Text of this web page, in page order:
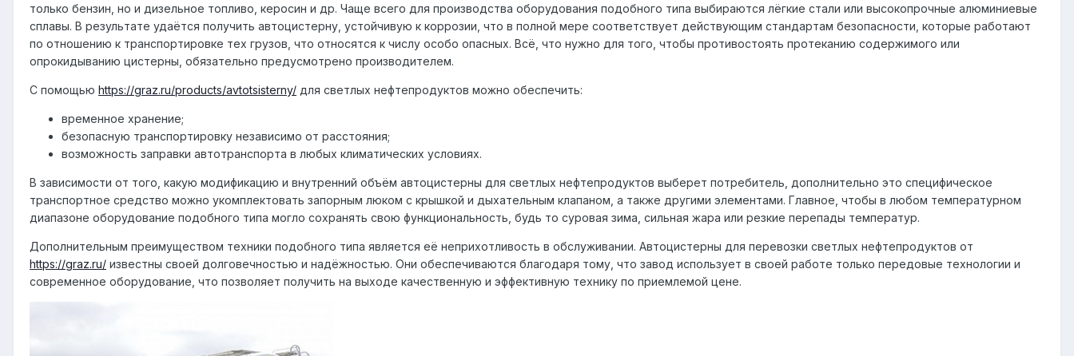
только бензин, но и дизельное топливо, керосин и др. Чаще всего для производства оборудования подобного типа выбираются лёгкие стали или высокопрочные алюминиевые
сплавы. В результате удаётся получить автоцистерну, устойчивую к коррозии, что в полной мере соответствует действующим стандартам безопасности, которые работают
по отношению к транспортировке тех грузов, что относятся к числу особо опасных. Всё, что нужно для того, чтобы противостоять протеканию содержимого или
опрокидыванию цистерны, обязательно предусмотрено производителем.
С помощью https://graz.ru/products/avtotsisterny/ для светлых нефтепродуктов можно обеспечить:
временное хранение;
безопасную транспортировку независимо от расстояния;
возможность заправки автотранспорта в любых климатических условиях.
В зависимости от того, какую модификацию и внутренний объём автоцистерны для светлых нефтепродуктов выберет потребитель, дополнительно это специфическое
транспортное средство можно укомплектовать запорным люком с крышкой и дыхательным клапаном, а также другими элементами. Главное, чтобы в любом температурном
диапазоне оборудование подобного типа могло сохранять свою функциональность, будь то суровая зима, сильная жара или резкие перепады температур.
Дополнительным преимуществом техники подобного типа является её неприхотливость в обслуживании. Автоцистерны для перевозки светлых нефтепродуктов от
https://graz.ru/ известны своей долговечностью и надёжностью. Они обеспечиваются благодаря тому, что завод использует в своей работе только передовые технологии и
современное оборудование, что позволяет получить на выходе качественную и эффективную технику по приемлемой цене.